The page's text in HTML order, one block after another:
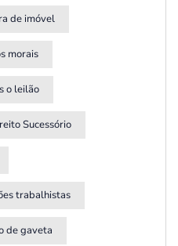
de imóvel
morais
o leilão
Sucessório
trabalhistas
de gaveta